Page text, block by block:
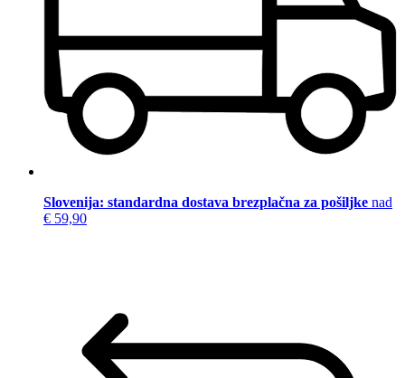
Slovenija: standardna dostava brezplačna za pošiljke nad
€ 59,90